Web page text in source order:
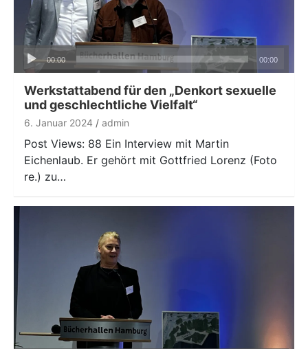
Audio-
Player
00:00 00:00
Werkstattabend für den „Denkort sexuelle
und geschlechtliche Vielfalt“
6. Januar 2024 admin
Post Views: 88 Ein Interview mit Martin
Eichenlaub. Er gehört mit Gottfried Lorenz (Foto
re.) zu…